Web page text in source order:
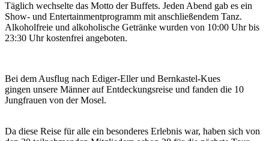
Täglich wechselte das Motto der Buffets. Jeden Abend gab es ein
Show- und Entertainmentprogramm mit anschließendem Tanz.
Alkoholfreie und alkoholische Getränke wurden von 10:00 Uhr bis
23:30 Uhr kostenfrei angeboten.
Bei dem Ausflug nach Ediger-Eller und Bernkastel-Kues
gingen unsere Männer auf Entdeckungsreise und fanden die 10
Jungfrauen von der Mosel.
Da diese Reise für alle ein besonderes Erlebnis war, haben sich von